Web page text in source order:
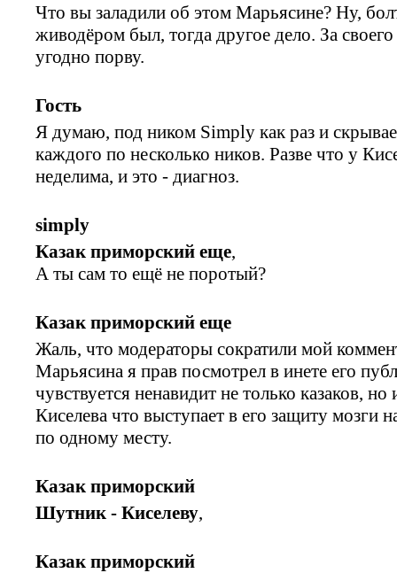
Что вы заладили об этом Марьясине? Ну,
живодёром был, тогда другое дело. За
угодно порву.
Гость
Я думаю, под ником Simply как раз и
каждого по несколько ников. Разве что у
неделима, и это - диагноз.
simply
Казак приморский еще,
А ты сам то ещё не поротый?
Казак приморский еще
Жаль, что модераторы сократили мой
Марьясина я прав посмотрел в инете его
чувствуется ненавидит не только казаков,
Киселева что выступает в его защиту мозги
по одному месту.
Казак приморский
Шутник - Киселеву,
Казак приморский